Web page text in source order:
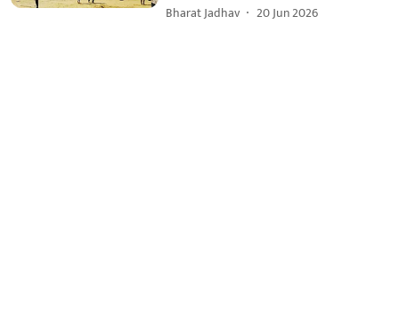
Bharat Jadhav 20 Jun 2026